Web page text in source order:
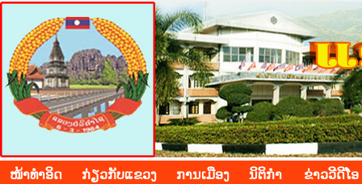
BOLIKHAMXAY PROVINCE
ໜ້າ​ທຳ​ອິດ ​ກ່ຽວ​ກັບ​ແຂວງ ​ການ​ເມືອງ ນິ​ຕິ​ກຳ ຂ່າວ​ວີ​ດີ​ໂອ